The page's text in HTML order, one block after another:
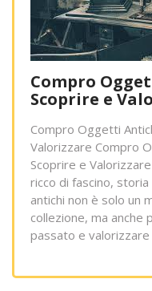
Compro
Scoprire e
Compro Oggetti
Valorizzare Compro
Scoprire e
ricco di fascino,
antichi non è solo un
collezione, ma anche
passato e